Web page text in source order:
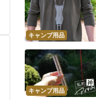
キャンプ用品
キャンプ用品